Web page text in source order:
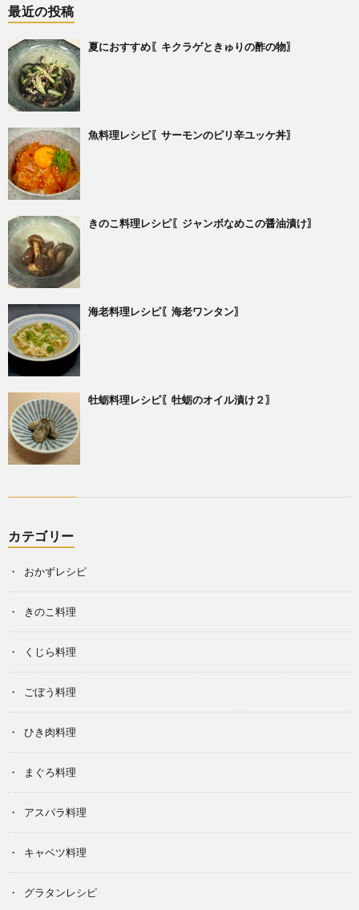
最近の投稿
夏におすすめ〖キクラゲときゅりの酢の物〗
魚料理レシピ〖サーモンのピリ辛ユッケ丼〗
きのこ料理レシピ〖ジャンボなめこの醤油漬け〗
海老料理レシピ〖海老ワンタン〗
牡蛎料理レシピ〖牡蛎のオイル漬け２〗
カテゴリー
おかずレシピ
きのこ料理
くじら料理
ごぼう料理
ひき肉料理
まぐろ料理
アスパラ料理
キャベツ料理
グラタンレシピ